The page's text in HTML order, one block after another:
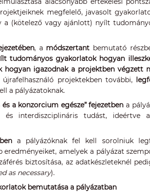
megfelelő, javasolt
a (kötelező vagy ajánlott) nyílt
, a módszertant bemutató
tudományos gyakorlatok hogyan
hogyan igazodnak a projektben végzett
projektekben további,
a pályázatoknak.
a konzorcium egésze” fejezetben a
és interdiszciplináris tudást,
a pályázóknak fel kell sorolniuk
eredményeiket, amelyek a pályázat
biztosítása, az adatkészleteknél
as necessary).
bemutatása a pályázatban